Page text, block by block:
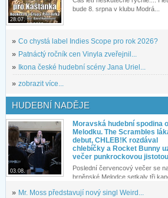
28.07.
bude 8. srpna v klubu Modrá...
» Co chystá label Indies Scope pro rok 2026?
» Patnáctý ročník cen Vinyla zveřejnil...
» Ikona české hudební scény Jana Uriel...
» zobrazit více...
HUDEBNÍ NADĚJE
03.08.
Moravská hudební spodina
Melodku. The Scrambles
debut, CHLEB!K rozdával
chlebíčky a Rocket Bunny
večer punkrockovou jistotou
Poslední červencový večer se
brněnské Melodce setkaly tři
» Mr. Moss představují nový singl Weird...